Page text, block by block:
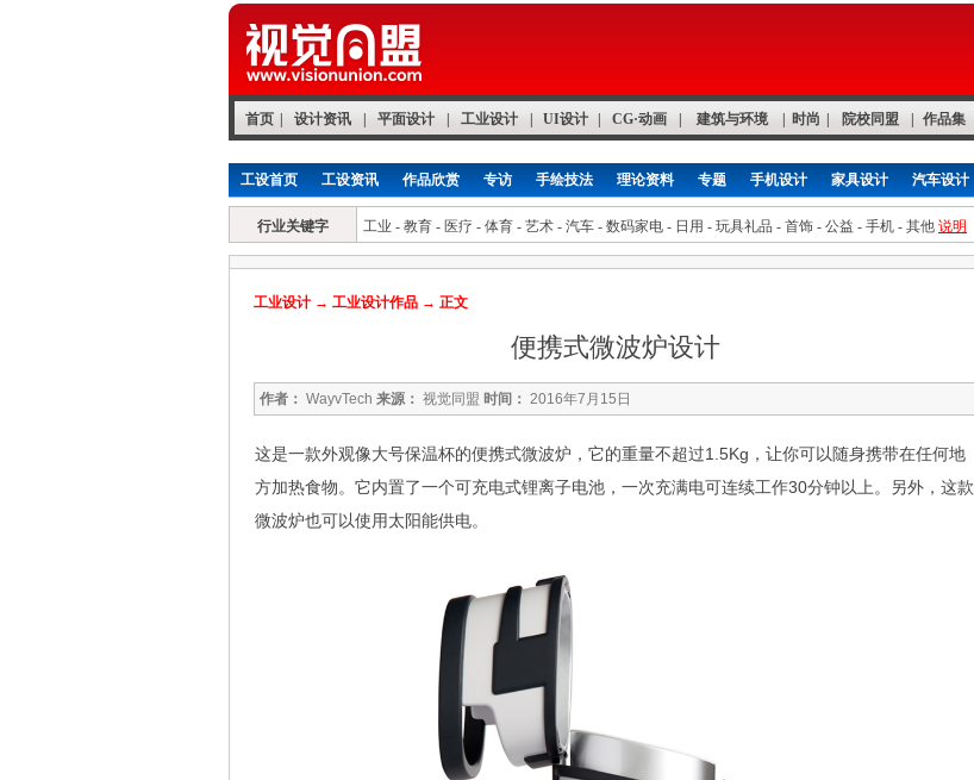
首页 设计资讯 平面设计 工业设计 UI设计 CG·动画 建筑与环境 时尚 院校同盟 作品集
工设首页 工设资讯 作品欣赏 专访 手绘技法 理论资料 专题 手机设计 家具设计 汽车设计
行业关键字 工业 - 教育 - 医疗 - 体育 - 艺术 - 汽车 - 数码家电 - 日用 - 玩具礼品 - 首饰 - 公益 - 手机 - 其他 说明
工业设计 → 工业设计作品 → 正文
便携式微波炉设计
作者： WayvTech 来源： 视觉同盟 时间： 2016年7月15日
这是一款外观像大号保温杯的便携式微波炉，它的重量不超过1.5Kg，让你可以随身携带在任何地
方加热食物。它内置了一个可充电式锂离子电池，一次充满电可连续工作30分钟以上。另外，这款
微波炉也可以使用太阳能供电。